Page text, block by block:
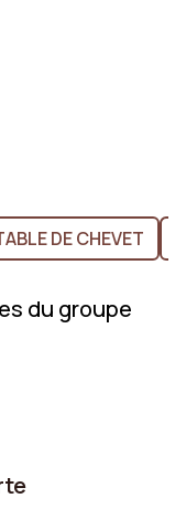
DE CHEVET
du groupe